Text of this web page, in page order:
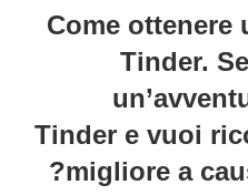
Come ottenere
Tinder.
Tinder e vuoi
migliore a